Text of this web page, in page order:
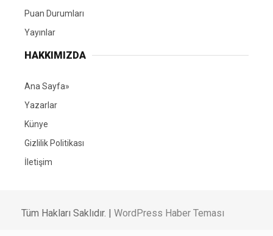
Puan Durumları
Yayınlar
HAKKIMIZDA
Ana Sayfa»
Yazarlar
Künye
Gizlilik Politikası
İletişim
Tüm Hakları Saklıdır. | WordPress Haber Teması